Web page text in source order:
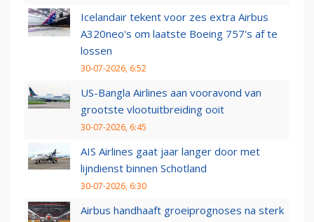
Icelandair tekent voor zes extra Airbus
A320neo's om laatste Boeing 757's af te
lossen
30-07-2026, 6:52
US-Bangla Airlines aan vooravond van
grootste vlootuitbreiding ooit
30-07-2026, 6:45
AIS Airlines gaat jaar langer door met
lijndienst binnen Schotland
30-07-2026, 6:30
Airbus handhaaft groeiprognoses na sterk